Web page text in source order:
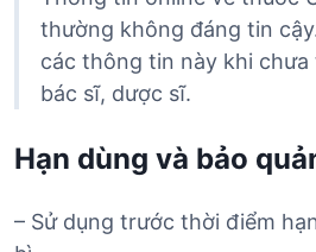
thường không đáng tin
các thông tin này khi chưa
bác sĩ, dược sĩ.
Hạn dùng và bảo
– Sử dụng trước thời điểm